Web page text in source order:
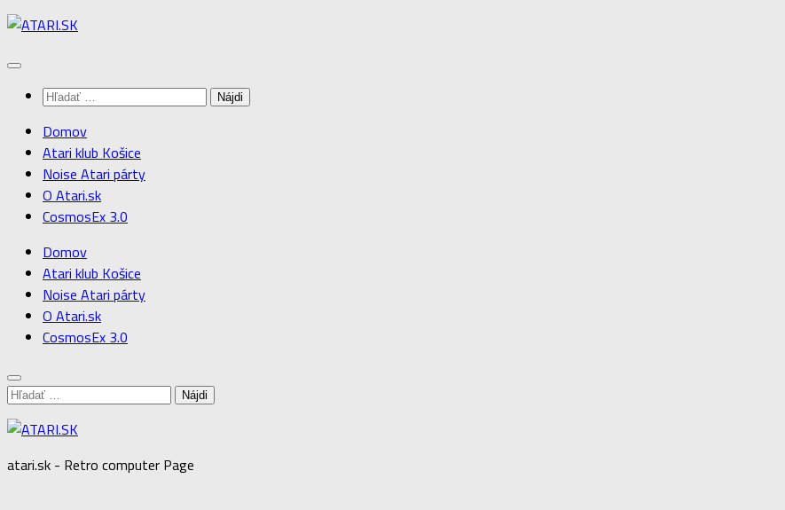
Preskočiť
obsah
Hľadať:
Domov
Atari klub Košice
Noise Atari párty
O Atari.sk
CosmosEx 3.0
Domov
Atari klub Košice
Noise Atari párty
O Atari.sk
CosmosEx 3.0
Hľadať:
atari.sk - Retro computer Page